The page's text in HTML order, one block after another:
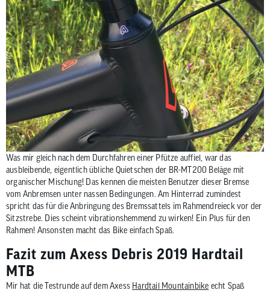
Was mir gleich nach dem Durchfahren einer Pfütze auffiel, war das
ausbleibende, eigentlich übliche Quietschen der BR-MT200 Beläge mit
organischer Mischung! Das kennen die meisten Benutzer dieser Bremse
vom Anbremsen unter nassen Bedingungen. Am Hinterrad zumindest
spricht das für die Anbringung des Bremssattels im Rahmendreieck vor der
Sitzstrebe. Dies scheint vibrationshemmend zu wirken! Ein Plus für den
Rahmen! Ansonsten macht das Bike einfach Spaß.
Fazit zum Axess Debris 2019 Hardtail
MTB
Mir hat die Testrunde auf dem Axess Hardtail Mountainbike echt Spaß